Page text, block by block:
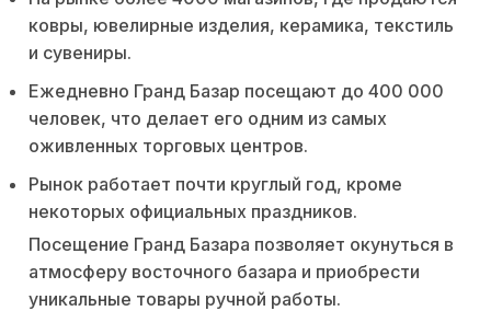
ковры, ювелирные изделия, керамика, текстиль
и сувениры.
Ежедневно Гранд Базар посещают до 400 000
человек, что делает его одним из самых
оживленных торговых центров.
Рынок работает почти круглый год, кроме
некоторых официальных праздников.
Посещение Гранд Базара позволяет окунуться в
атмосферу восточного базара и приобрести
уникальные товары ручной работы.